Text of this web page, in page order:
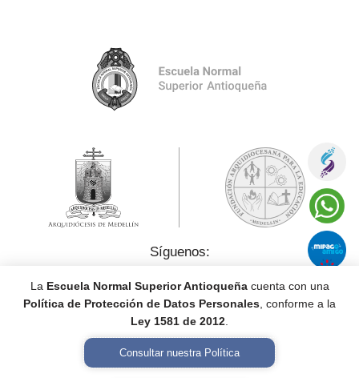
Síguenos:
Política de Tratamiento de Datos Personales
La Escuela Normal Superior Antioqueñacuenta con una
Política de Protección de Datos Personales , conforme a la
Ley 1581 de 2012
Consultar nuestra Política